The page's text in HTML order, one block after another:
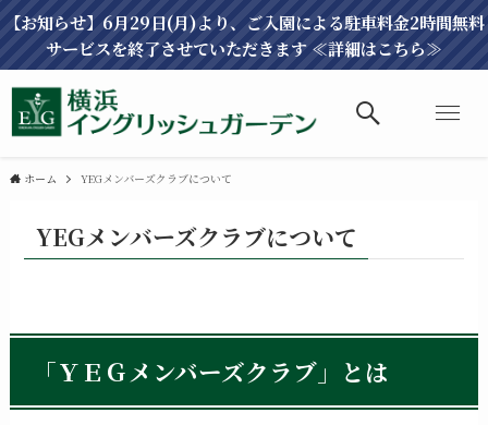
【お知らせ】6月29日(月)より、ご入園による駐車料金2時間無料
サービスを終了させていただきます ≪詳細はこちら≫
ホーム YEGメンバーズクラブについて
YEGメンバーズクラブについて
「ＹＥＧメンバーズクラブ」とは